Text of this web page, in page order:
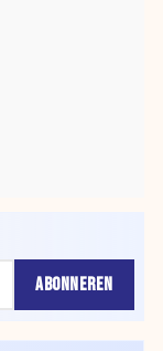
ABONNEREN